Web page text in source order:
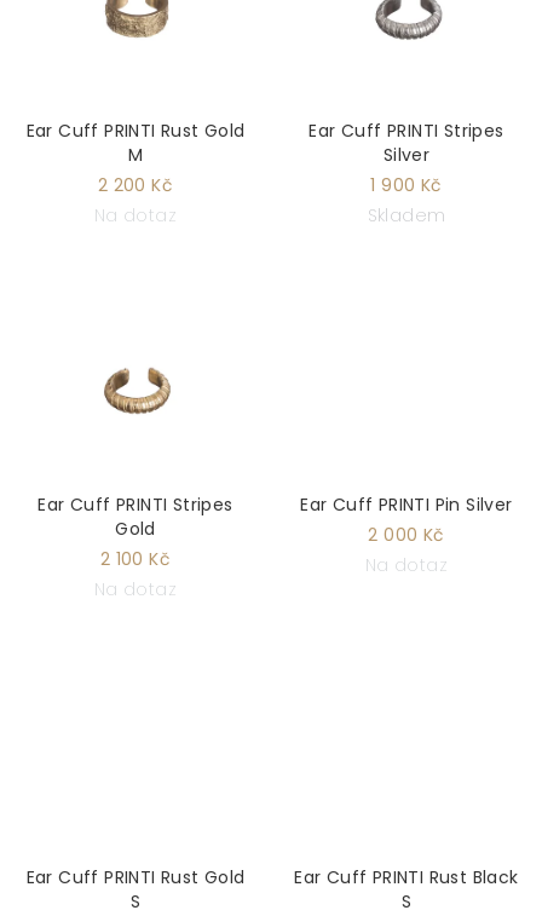
Ear Cuff PRINTI Rust Gold
M
2 200 Kč
Na dotaz
Ear Cuff PRINTI Stripes
Silver
1 900 Kč
Skladem
Ear Cuff PRINTI Stripes
Gold
2 100 Kč
Na dotaz
Ear Cuff PRINTI Pin Silver
2 000 Kč
Na dotaz
Ear Cuff PRINTI Rust Gold
S
Ear Cuff PRINTI Rust Black
S